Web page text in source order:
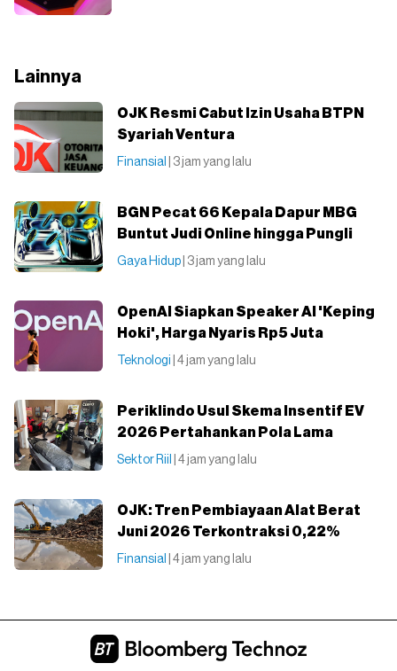
Lainnya
OJK Resmi Cabut Izin Usaha BTPN
Syariah Ventura
Finansial | 3 jam yang lalu
BGN Pecat 66 Kepala Dapur MBG
Buntut Judi Online hingga Pungli
Gaya Hidup | 3 jam yang lalu
OpenAI Siapkan Speaker AI 'Keping
Hoki', Harga Nyaris Rp5 Juta
Teknologi | 4 jam yang lalu
Periklindo Usul Skema Insentif EV
2026 Pertahankan Pola Lama
Sektor Riil | 4 jam yang lalu
OJK: Tren Pembiayaan Alat Berat
Juni 2026 Terkontraksi 0,22%
Finansial | 4 jam yang lalu